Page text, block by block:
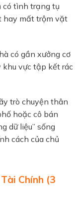
có tình trạng tụ
hay mất trộm vặt
có gần xưởng cơ
khu vực tập kết rác
trò chuyện thân
hoặc cô bán
dữ liệu” sống
cách của chủ
Chính (3